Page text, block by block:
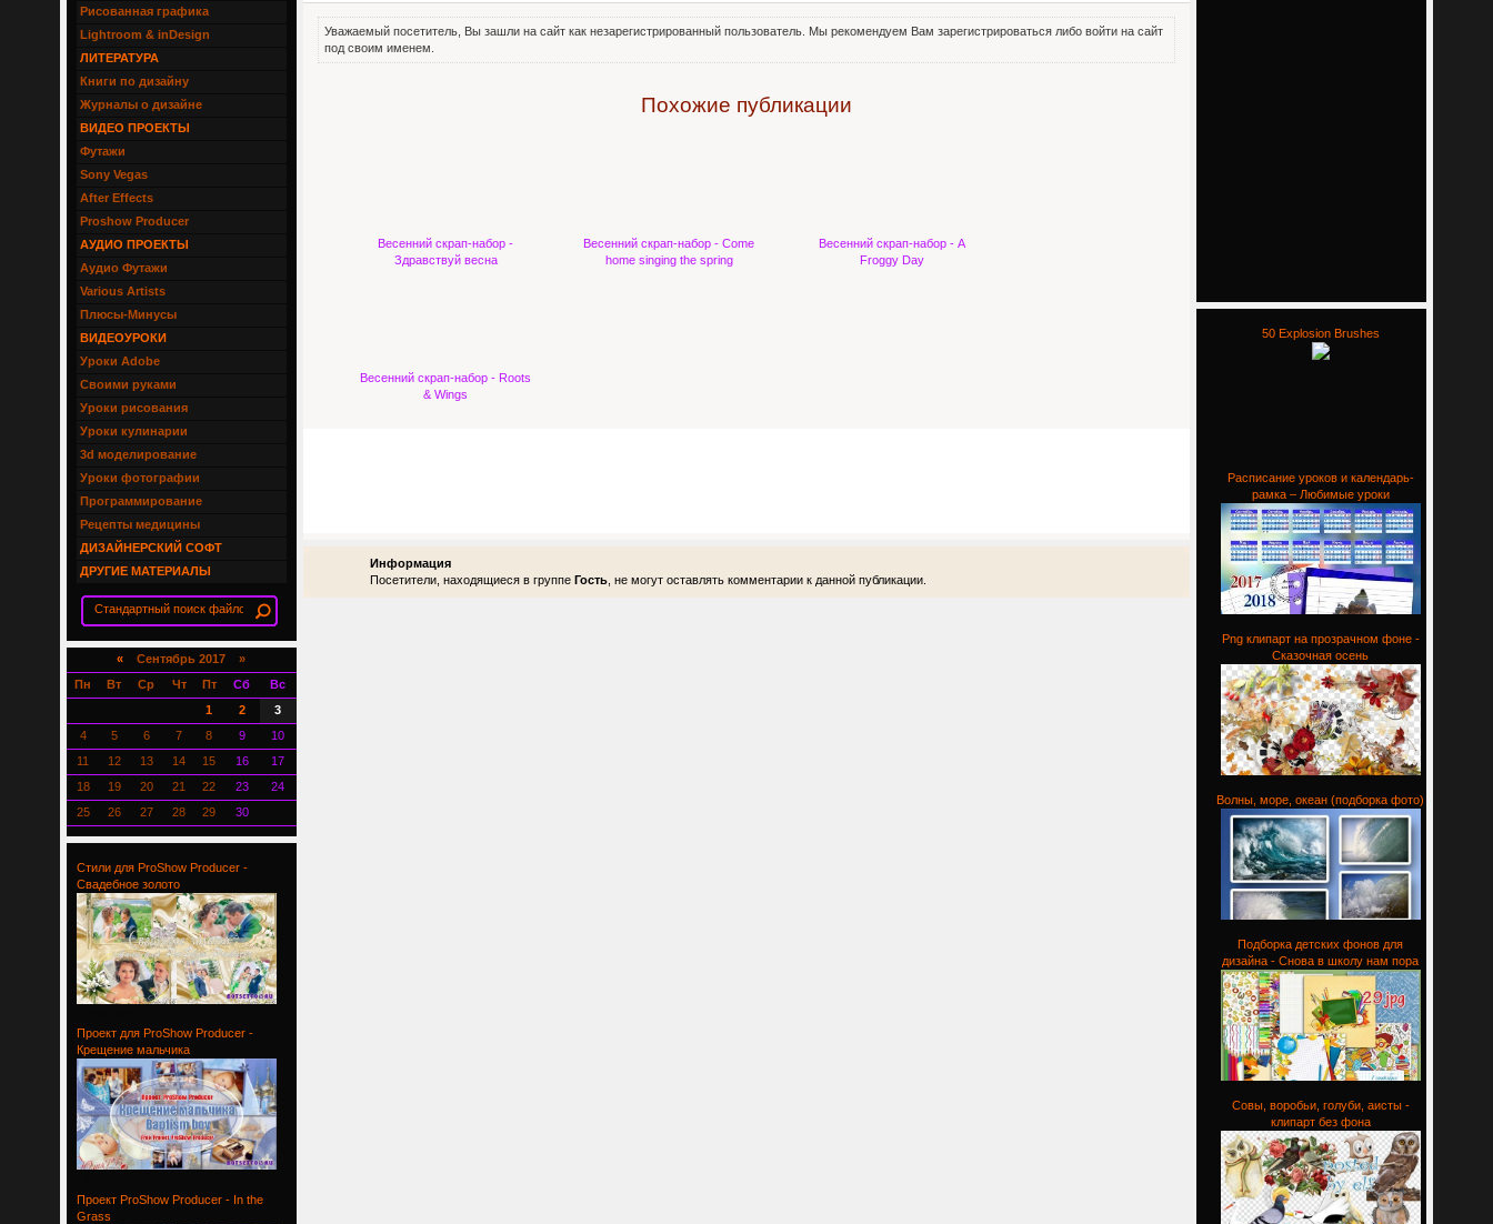
Уважаемый посетитель, Вы зашли на сайт как незарегистрированный пользователь. Мы рекомендуем Вам зарегистрироваться либо войти на сайт
под своим именем.
Похожие публикации
Весенний скрап-набор -
Здравствуй весна
Весенний скрап-набор - Come
home singing the spring
Весенний скрап-набор - A
Froggy Day
Весенний скрап-набор - Roots
& Wings
Информация
Посетители, находящиеся в группе Гость, не могут оставлять комментарии к данной публикации.
50 Explosion Brushes
Расписание уроков и календарь-
рамка – Любимые уроки
Png клипарт на прозрачном фоне -
Сказочная осень
Волны, море, океан (подборка фото)
Подборка детских фонов для
дизайна - Снова в школу нам пора
Совы, воробьи, голуби, аисты -
клипарт без фона
Рисованная графика
Lightroom & inDesign
ЛИТЕРАТУРА
Книги по дизайну
Журналы о дизайне
ВИДЕО ПРОЕКТЫ
Футажи
Sony Vegas
After Effects
Proshow Producer
АУДИО ПРОЕКТЫ
Аудио Футажи
Various Artists
Плюсы-Минусы
ВИДЕОУРОКИ
Уроки Adobe
Своими руками
Уроки рисования
Уроки кулинарии
3d моделирование
Уроки фотографии
Программирование
Рецепты медицины
ДИЗАЙНЕРСКИЙ СОФТ
ДРУГИЕ МАТЕРИАЛЫ
« Сентябрь 2017 »
Пн
Вт Ср Чт Пт Сб
Вс
1
2
3
4
5 6 7 8 9
10
11
12 13 14 15 16
17
18
19 20 21 22 23
24
25
26 27 28 29 30
Стили для ProShow Producer -
Свадебное золото
Проект для ProShow Producer -
Крещение мальчика
Проект ProShow Producer - In the
Grass